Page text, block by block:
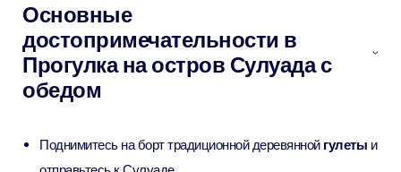
Основные
достопримечательности в
Прогулка на остров Сулуада с
обедом
Поднимитесь на борт традиционной деревянной гулеты и